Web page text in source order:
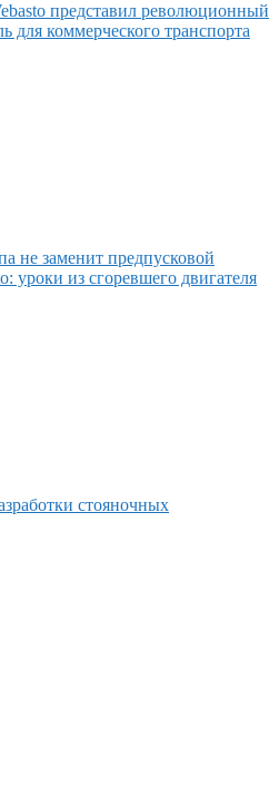
представил революционный
для коммерческого транспорта
не заменит предпусковой
уроки из сгоревшего двигателя
стояночных